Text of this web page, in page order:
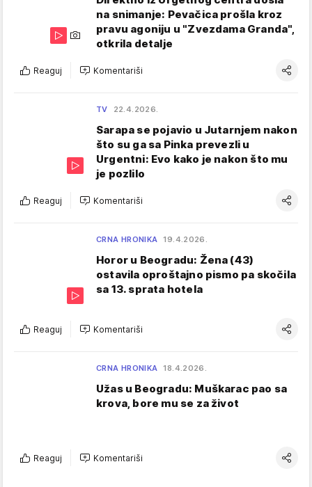
na snimanje: Pevačica prošla kroz
pravu agoniju u "Zvezdama Granda",
otkrila detalje
Reaguj Komentariši
TV 22.4.2026.
Sarapa se pojavio u Jutarnjem nakon
što su ga sa Pinka prevezli u
Urgentni: Evo kako je nakon što mu
je pozlilo
Reaguj Komentariši
CRNA HRONIKA 19.4.2026.
Horor u Beogradu: Žena (43)
ostavila oproštajno pismo pa skočila
sa 13. sprata hotela
Reaguj Komentariši
CRNA HRONIKA 18.4.2026.
Užas u Beogradu: Muškarac pao sa
krova, bore mu se za život
Reaguj Komentariši